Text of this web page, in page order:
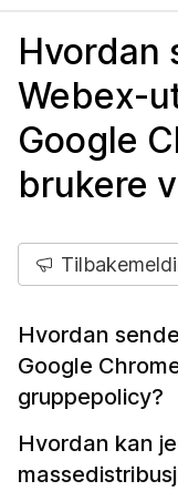
Hvordan
Webex-
Google
brukere
Hvordan
Google
gruppepolicy?
Hvordan kan